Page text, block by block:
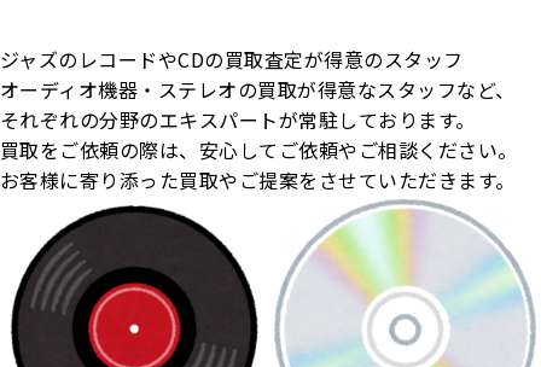
ジャズのレコードやCDの買取査定が得意のスタッフ
オーディオ機器・ステレオの買取が得意なスタッフなど、
それぞれの分野のエキスパートが常駐しております。
買取をご依頼の際は、安心してご依頼やご相談ください。
お客様に寄り添った買取やご提案をさせていただきます。